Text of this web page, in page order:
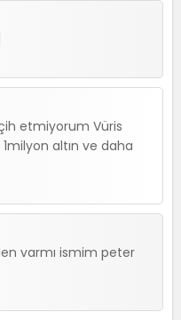
etmiyorum Vüris
altın ve daha
varmı ismim peter